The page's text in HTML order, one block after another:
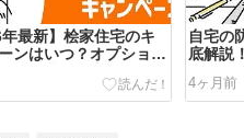
年最新】桧家住宅のキ
ンはいつ？オプション
方法
自宅の
底解説
4ヶ月前